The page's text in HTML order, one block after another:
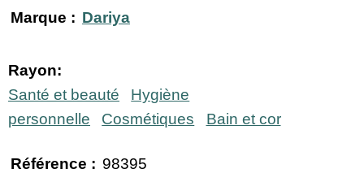
Marque : Dariya
Rayon:
Santé et beauté
Hygiène
personnelle
Cosmétiques Bain et cor
Référence : 98395